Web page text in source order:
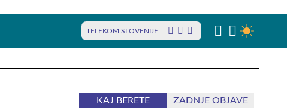
TELEKOM SLOVENIJE
KAJ BERETE ZADNJE OBJAVE